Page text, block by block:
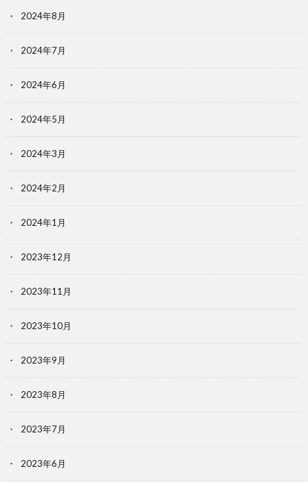
2024年8月
2024年7月
2024年6月
2024年5月
2024年3月
2024年2月
2024年1月
2023年12月
2023年11月
2023年10月
2023年9月
2023年8月
2023年7月
2023年6月